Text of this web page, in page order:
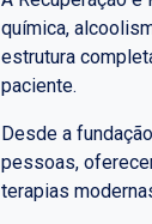
química,
estrutura
paciente.
Desde a
pessoas,
terapias